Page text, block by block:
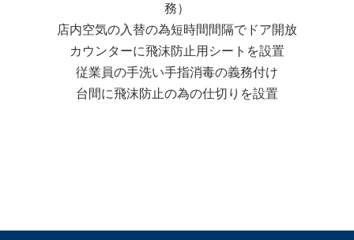
務）
店内空気の入替の為短時間間隔でドア開放
カウンターに飛沫防止用シートを設置
従業員の手洗い手指消毒の義務付け
台間に飛沫防止の為の仕切りを設置